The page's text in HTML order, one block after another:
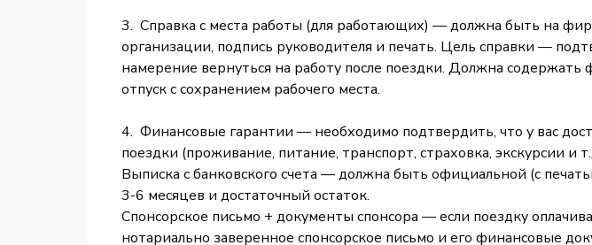
3. Справка с места работы (для работающих) — должна быть на
организации, подпись руководителя и печать. Цель справки —
намерение вернуться на работу после поездки. Должна содержать
отпуск с сохранением рабочего места.
4. Финансовые гарантии — необходимо подтвердить, что у вас
поездки (проживание, питание, транспорт, страховка, экскурсии и
Выписка с банковского счета — должна быть официальной (с
3-6 месяцев и достаточный остаток.
Спонсорское письмо + документы спонсора — если поездку
нотариально заверенное спонсорское письмо и его финансовые